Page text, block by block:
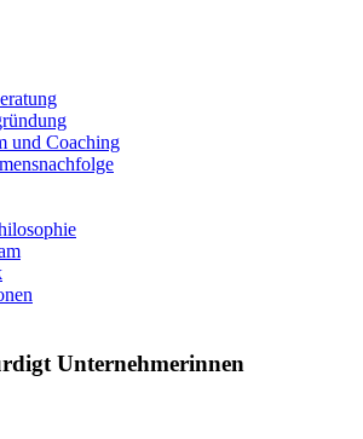
und Coaching
Unternehmerinnen